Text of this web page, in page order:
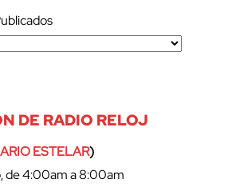
DE RADIO RELOJ
ESTELAR)
de 4:00am a 8:00am